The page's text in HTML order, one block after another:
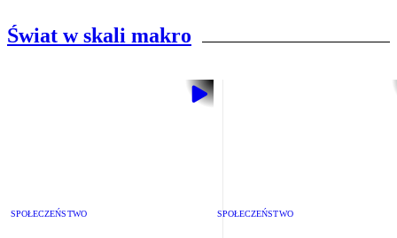
Świat w skali makro
SPOŁECZEŃSTWO SPOŁECZEŃSTWO